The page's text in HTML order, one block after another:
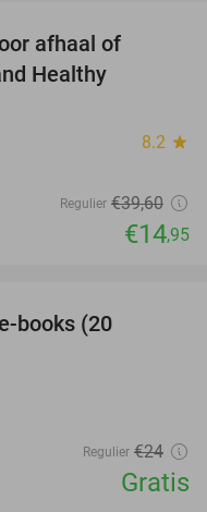
afhaal of
Healthy
8.2 star
Regulier €39,60
€14,95
books (20
Regulier €24
Gratis